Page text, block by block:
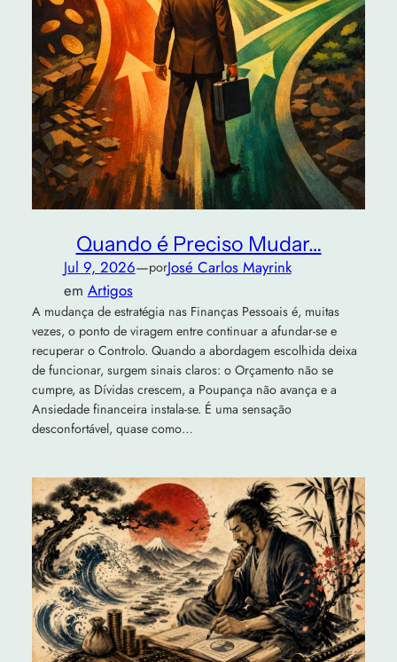
Quando é Preciso Mudar…
Jul 9, 2026—porJosé Carlos Mayrink
em Artigos
A mudança de estratégia nas Finanças Pessoais é, muitas
vezes, o ponto de viragem entre continuar a afundar‑se e
recuperar o Controlo. Quando a abordagem escolhida deixa
de funcionar, surgem sinais claros: o Orçamento não se
cumpre, as Dívidas crescem, a Poupança não avança e a
Ansiedade financeira instala‑se. É uma sensação
desconfortável, quase como…